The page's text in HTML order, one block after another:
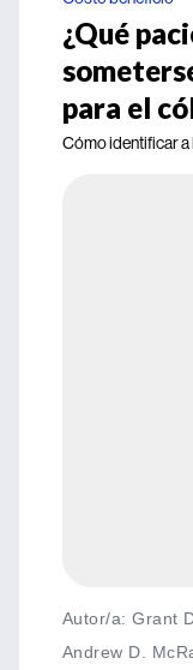
¿Qué
para el
Cómo identificar
Autor/a: Grant
Andrew D.